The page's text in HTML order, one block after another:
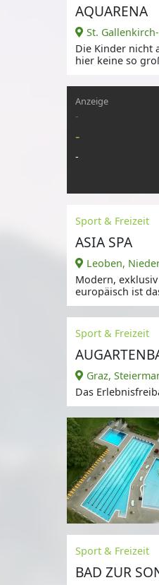
AQUARENA
St.
Die Kinder nicht
hier keine so
Anzeige
-
-
-
Sport & Freizeit
ASIA SPA
Leoben,
Modern,
europäisch ist
einem.
Sport & Freizeit
Graz,
Das
Sport & Freizeit
BAD ZUR